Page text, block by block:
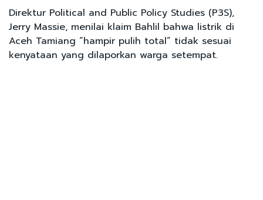
Direktur Political and Public Policy Studies (P3S),
Jerry Massie, menilai klaim Bahlil bahwa listrik di
Aceh Tamiang “hampir pulih total” tidak sesuai
kenyataan yang dilaporkan warga setempat.